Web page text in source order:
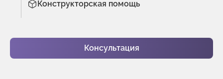
Конструкторская помощь
Консультация